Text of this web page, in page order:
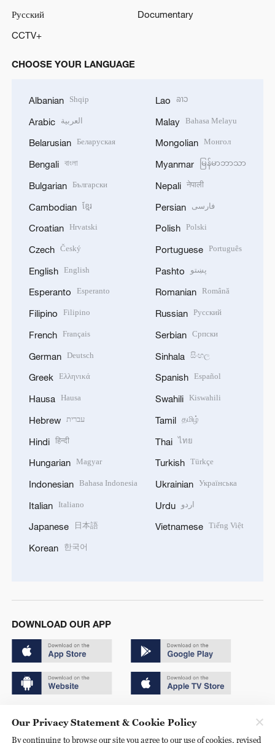
Русский
Documentary
CCTV+
CHOOSE YOUR LANGUAGE
Albanian Shqip
Arabic العربية
Belarusian Беларуская
Bengali বাংলা
Bulgarian Български
Cambodian ខ្មែរ
Croatian Hrvatski
Czech Český
English English
Esperanto Esperanto
Filipino Filipino
French Français
German Deutsch
Greek Ελληνικά
Hausa Hausa
Hebrew עברית
Hindi हिन्दी
Hungarian Magyar
Indonesian Bahasa Indonesia
Italian Italiano
Japanese 日本語
Korean 한국어
Lao ລາວ
Malay Bahasa Melayu
Mongolian Монгол
Myanmar မြန်မာဘာသာ
Nepali नेपाली
Persian فارسی
Polish Polski
Portuguese Português
Pashto پښتو
Romanian Română
Russian Русский
Serbian Српски
Sinhala සිංහල
Spanish Español
Swahili Kiswahili
Tamil தமிழ்
Thai ไทย
Turkish Türkçe
Ukrainian Українська
Urdu اردو
Vietnamese Tiếng Việt
DOWNLOAD OUR APP
京ICP备20000184号
Our Privacy Statement & Cookie Policy
By continuing to browse our site you agree to our use of cookies, revised